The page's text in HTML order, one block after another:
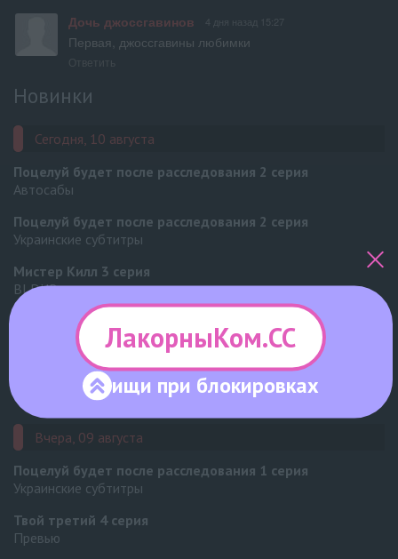
Дочь джоссгавинов 4 дня назад 15:27
Первая, джоссгавины любимки
Ответить
Новинки
Сегодня, 10 августа
Поцелуй будет после расследования 2 серия
Автосабы
Поцелуй будет после расследования 2 серия
Украинские субтитры
Мистер Килл 3 серия
BLDUB
Мистер Килл
Мистер Килл1 серия
Вчера, 09 августа
Поцелуй будет после расследования 1 серия
Украинские субтитры
Твой третий 4 серия
Превью
ЛакорныКом.СС
ищи при блокировках